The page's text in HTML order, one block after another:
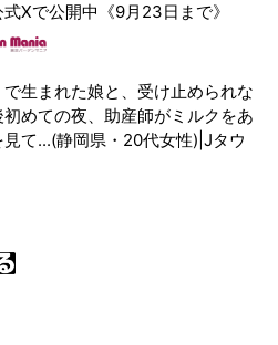
Xで公開中《9月23日まで》
で生まれた娘と、受け止められな
めての夜、助産師がミルクをあ
見て...(静岡県・20代女性)|Jタウ